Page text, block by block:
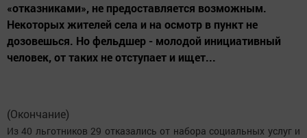
«отказниками», не предоставляется возможным.
Некоторых жителей села и на осмотр в пункт не
дозовешься. Но фельдшер - молодой инициативный
человек, от таких не отступает и ищет...
(Окончание)
Из 40 льготников 29 отказались от набора социальных услуг и